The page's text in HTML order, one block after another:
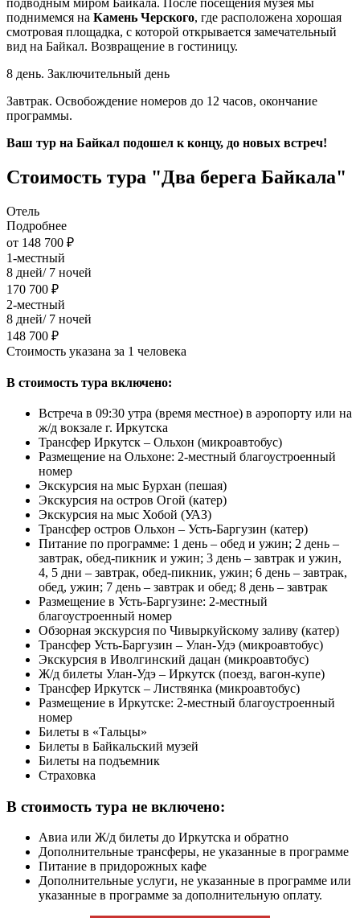
поднимемся на Камень Черского, где расположена хорошая
смотровая площадка, с которой открывается замечательный
вид на Байкал. Возвращение в гостиницу.
8 день. Заключительный день
Завтрак. Освобождение номеров до 12 часов, окончание
программы.
Ваш тур на Байкал подошел к концу, до новых встреч!
Стоимость тура "Два берега Байкала"
Отель
Подробнее
от 148 700 ₽
1-местный
8 дней/ 7 ночей
170 700 ₽
2-местный
8 дней/ 7 ночей
148 700 ₽
Стоимость указана за 1 человека
В стоимость тура включено:
Встреча в 09:30 утра (время местное) в аэропорту или на
ж/д вокзале г. Иркутска
Трансфер Иркутск – Ольхон (микроавтобус)
Размещение на Ольхоне: 2-местный благоустроенный
номер
Экскурсия на мыс Бурхан (пешая)
Экскурсия на остров Огой (катер)
Экскурсия на мыс Хобой (УАЗ)
Трансфер остров Ольхон – Усть-Баргузин (катер)
Питание по программе: 1 день – обед и ужин; 2 день –
завтрак, обед-пикник и ужин; 3 день – завтрак и ужин,
4, 5 дни – завтрак, обед-пикник, ужин; 6 день – завтрак,
обед, ужин; 7 день – завтрак и обед; 8 день – завтрак
Размещение в Усть-Баргузине: 2-местный
благоустроенный номер
Обзорная экскурсия по Чивыркуйскому заливу (катер)
Трансфер Усть-Баргузин – Улан-Удэ (микроавтобус)
Экскурсия в Иволгинский дацан (микроавтобус)
Ж/д билеты Улан-Удэ – Иркутск (поезд, вагон-купе)
Трансфер Иркутск – Листвянка (микроавтобус)
Размещение в Иркутске: 2-местный благоустроенный
номер
Билеты в «Тальцы»
Билеты в Байкальский музей
Билеты на подъемник
Страховка
В стоимость тура не включено:
Авиа или Ж/д билеты до Иркутска и обратно
Дополнительные трансферы, не указанные в программе
Питание в придорожных кафе
Дополнительные услуги, не указанные в программе или
указанные в программе за дополнительную оплату.